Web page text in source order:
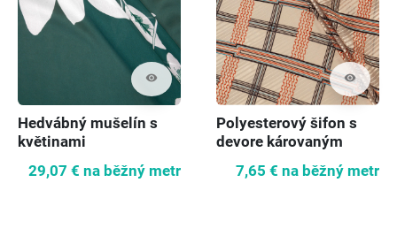
visibility
Hedvábný mušelín s
květinami
29,07 € na běžný metr
visibility
Polyesterový šifon s
devore károvaným
7,65 € na běžný metr